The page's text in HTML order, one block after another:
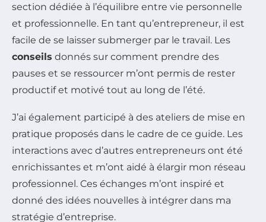
section dédiée à l’équilibre entre vie personnelle
et professionnelle. En tant qu’entrepreneur, il est
facile de se laisser submerger par le travail. Les
conseils donnés sur comment prendre des
pauses et se ressourcer m’ont permis de rester
productif et motivé tout au long de l’été.
J’ai également participé à des ateliers de mise en
pratique proposés dans le cadre de ce guide. Les
interactions avec d’autres entrepreneurs ont été
enrichissantes et m’ont aidé à élargir mon réseau
professionnel. Ces échanges m’ont inspiré et
donné des idées nouvelles à intégrer dans ma
stratégie d’entreprise.